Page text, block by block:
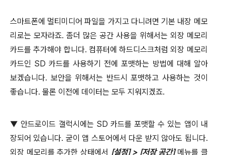
스마트폰에 멀티미디어 파일을 가지고 다니려면 기본 내장 메모
리로는 모자라죠. 좀더 많은 공간 사용을 위해서는 외장 메모리
카드를 추가해야 합니다. 컴퓨터에 하드디스크처럼 외장 메모리
카드인 SD카드를 사용하기 전에 포맷하는 방법에 대해 알아
보겠습니다. 보안을 위해서는 반드시 포맷하고 사용하는 것이
좋습니다. 물론 이전에 데이터는 모두 지워지겠죠.
▼ 안드로이드 갤럭시에는 SD 카드를 포맷할 수 있는 앱이 내
장되어 있습니다. 굳이 앱 스토어에서 다운 받지 않아도 됩니다.
외장 메모리를 추가한 상태에서 [설정] > [저장 공간]메뉴를 클